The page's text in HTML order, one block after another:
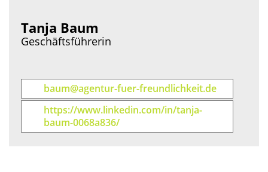
Tanja Baum
Geschäftsführerin
baum@agentur-fuer-freundlichkeit.de
https://www.linkedin.com/in/tanja-
baum-0068a836/